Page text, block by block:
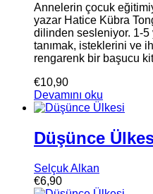
Annelerin çocuk
yazar Hatice Kübra
dilinden sesleniyor. 1-5
tanımak, isteklerini ve
rengarenk bir başucu
€10,90
Devamını oku
Düşünce
Selçuk Alkan
€6,90